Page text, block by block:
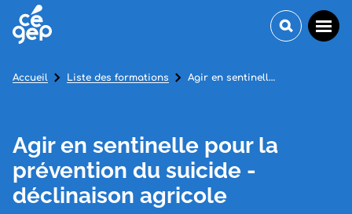
Agir en sentinelle pour la
prévention du suicide -
déclinaison agricole
Accueil Liste des formations Agir en sentinelle pour la prévention du suicide - déclinaison agricole